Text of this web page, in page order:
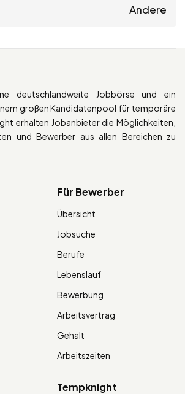
Andere
deutschlandweite Jobbörse und ein
großen Kandidatenpool für temporäre
erhalten Jobanbieter die Möglichkeiten,
und Bewerber aus allen Bereichen zu
Für Bewerber
Übersicht
Jobsuche
Berufe
Lebenslauf
Bewerbung
Arbeitsvertrag
Gehalt
Arbeitszeiten
Tempknight